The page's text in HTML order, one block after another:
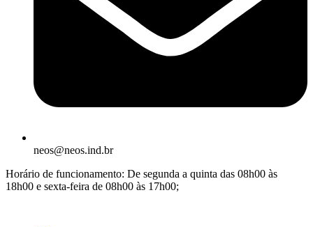
neos@neos.ind.br
Horário de funcionamento: De segunda a quinta das 08h00 às
18h00 e sexta-feira de 08h00 às 17h00;